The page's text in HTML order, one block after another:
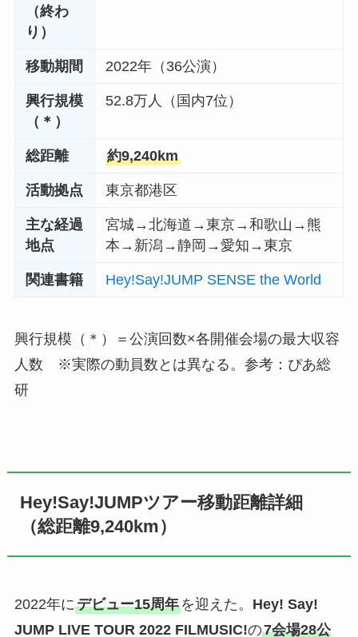
（終わ
り）
移動期間 2022年（36公演）
興行規模
（＊）
52.8万人（国内7位）
総距離 約9,240km
活動拠点 東京都港区
主な経過
地点
宮城→北海道→東京→和歌山→熊
本→新潟→静岡→愛知→東京
関連書籍 Hey!Say!JUMP SENSE the World
興行規模（＊）＝公演回数×各開催会場の最大収容
人数 ※実際の動員数とは異なる。参考：ぴあ総
研
Hey!Say!JUMPツアー移動距離詳細
（総距離9,240km）
2022年にデビュー15周年を迎えた。 Hey! Say!
JUMP LIVE TOUR 2022 FILMUSIC!の7会場28公